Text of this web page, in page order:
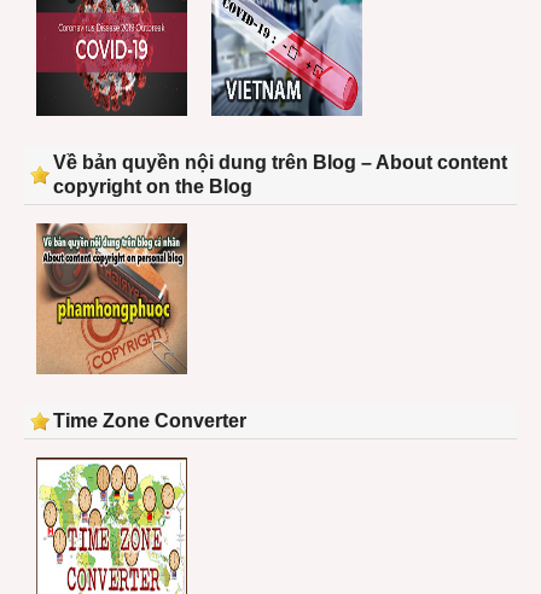
Về bản quyền nội dung trên Blog – About content
copyright on the Blog
Time Zone Converter